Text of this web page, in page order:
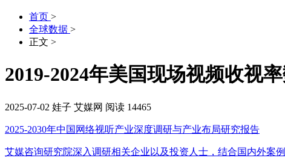
首页 >
全球数据 >
正文 >
2019-2024年美国现场视频收视
2025-07-02 娃子 艾媒网 阅读 14465
2025-2030年中国网络视听产业深度调研与产业布局研究报告
艾媒咨询研究院深入调研相关企业以及投资人士，结合国内外案